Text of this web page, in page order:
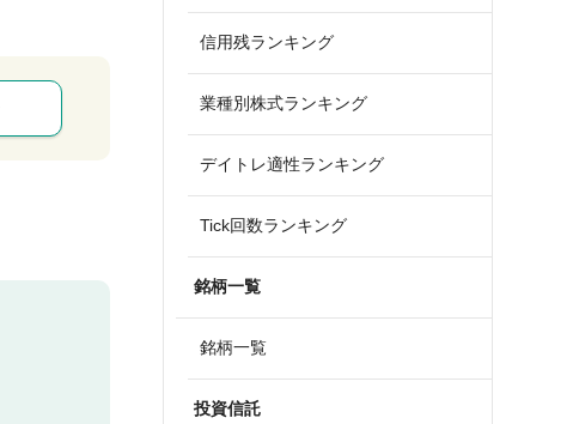
信用残ランキング
業種別株式ランキング
デイトレ適性ランキング
Tick回数ランキング
銘柄一覧
銘柄一覧
投資信託